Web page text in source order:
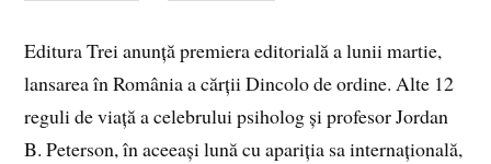
Editura Trei anunță premiera editorială a lunii martie,
lansarea în România a cărții Dincolo de ordine. Alte 12
reguli de viață a celebrului psiholog și profesor Jordan
B. Peterson, în aceeași lună cu apariția sa internațională,